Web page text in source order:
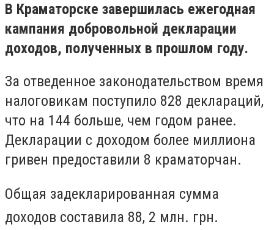
В Краматорске завершилась ежегодная
кампания добровольной декларации
доходов, полученных в прошлом году.
За отведенное законодательством время
налоговикам поступило 828 деклараций,
что на 144 больше, чем годом ранее.
Декларации с доходом более миллиона
гривен предоставили 8 краматорчан.
Общая задекларированная сумма
доходов составила 88, 2 млн. грн.